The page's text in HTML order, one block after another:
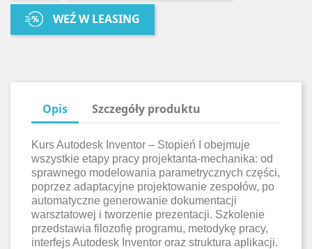
WEŹ W LEASING
Opis Szczegóły produktu
Kurs Autodesk Inventor – Stopień I obejmuje
wszystkie etapy pracy projektanta-mechanika: od
sprawnego modelowania parametrycznych części,
poprzez adaptacyjne projektowanie zespołów, po
automatyczne generowanie dokumentacji
warsztatowej i tworzenie prezentacji. Szkolenie
przedstawia filozofię programu, metodykę pracy,
interfejs Autodesk Inventor oraz struktura aplikacji.